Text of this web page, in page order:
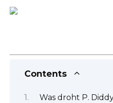
Contents
Was droht P.